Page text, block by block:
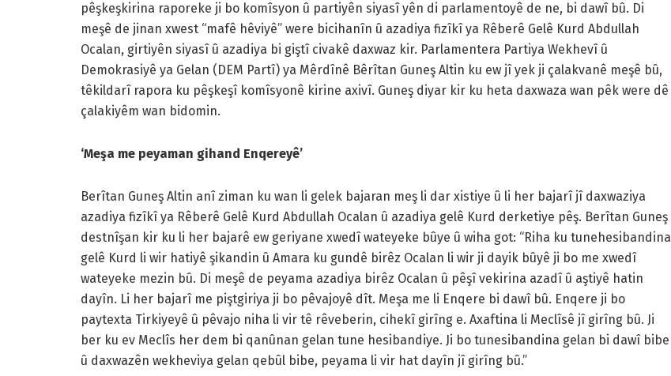
pêşkeşkirina raporeke ji bo komîsyon û partiyên siyasî yên di parlamentoyê de ne, bi dawî bû. Di
meşê de jinan xwest “mafê hêviyê” were bicihanîn û azadiya fizîkî ya Rêberê Gelê Kurd Abdullah
Ocalan, girtiyên siyasî û azadiya bi giştî civakê daxwaz kir. Parlamentera Partiya Wekhevî û
Demokrasiyê ya Gelan (DEM Partî) ya Mêrdînê Bêrîtan Guneş Altin ku ew jî yek ji çalakvanê meşê bû,
têkildarî rapora ku pêşkeşî komîsyonê kirine axivî. Guneş diyar kir ku heta daxwaza wan pêk were dê
çalakiyêm wan bidomin.
‘Meşa me peyaman gihand Enqereyê’
Berîtan Guneş Altin anî ziman ku wan li gelek bajaran meş li dar xistiye û li her bajarî jî daxwaziya
azadiya fizîkî ya Rêberê Gelê Kurd Abdullah Ocalan û azadiya gelê Kurd derketiye pêş. Berîtan Guneş
destnîşan kir ku li her bajarê ew geriyane xwedî wateyeke bûye û wiha got: “Riha ku tunehesibandina
gelê Kurd li wir hatiyê şikandin û Amara ku gundê birêz Ocalan li wir ji dayik bûyê ji bo me xwedî
wateyeke mezin bû. Di meşê de peyama azadiya birêz Ocalan û pêşî vekirina azadî û aştiyê hatin
dayîn. Li her bajarî me piştgiriya ji bo pêvajoyê dît. Meşa me li Enqere bi dawî bû. Enqere ji bo
paytexta Tirkiyeyê û pêvajo niha li vir tê rêveberin, cihekî girîng e. Axaftina li Meclîsê jî girîng bû. Ji
ber ku ev Meclîs her dem bi qanûnan gelan tune hesibandiye. Ji bo tunesibandina gelan bi dawî bibe
û daxwazên wekheviya gelan qebûl bibe, peyama li vir hat dayîn jî girîng bû.”